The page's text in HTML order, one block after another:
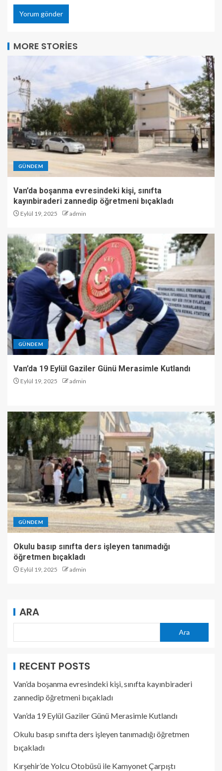
MORE STORIES
GÜNDEM
Van’da boşanma evresindeki kişi, sınıfta
kayınbiraderi zannedip öğretmeni bıçakladı
Eylül 19, 2025 admin
GÜNDEM
Van’da 19 Eylül Gaziler Günü Merasimle Kutlandı
Eylül 19, 2025 admin
GÜNDEM
Okulu basıp sınıfta ders işleyen tanımadığı
öğretmen bıçakladı
Eylül 19, 2025 admin
ARA
Ara
RECENT POSTS
Van’da boşanma evresindeki kişi, sınıfta kayınbiraderi
zannedip öğretmeni bıçakladı
Van’da 19 Eylül Gaziler Günü Merasimle Kutlandı
Okulu basıp sınıfta ders işleyen tanımadığı öğretmen
bıçakladı
Kırşehir’de Yolcu Otobüsü ile Kamyonet Çarpıştı